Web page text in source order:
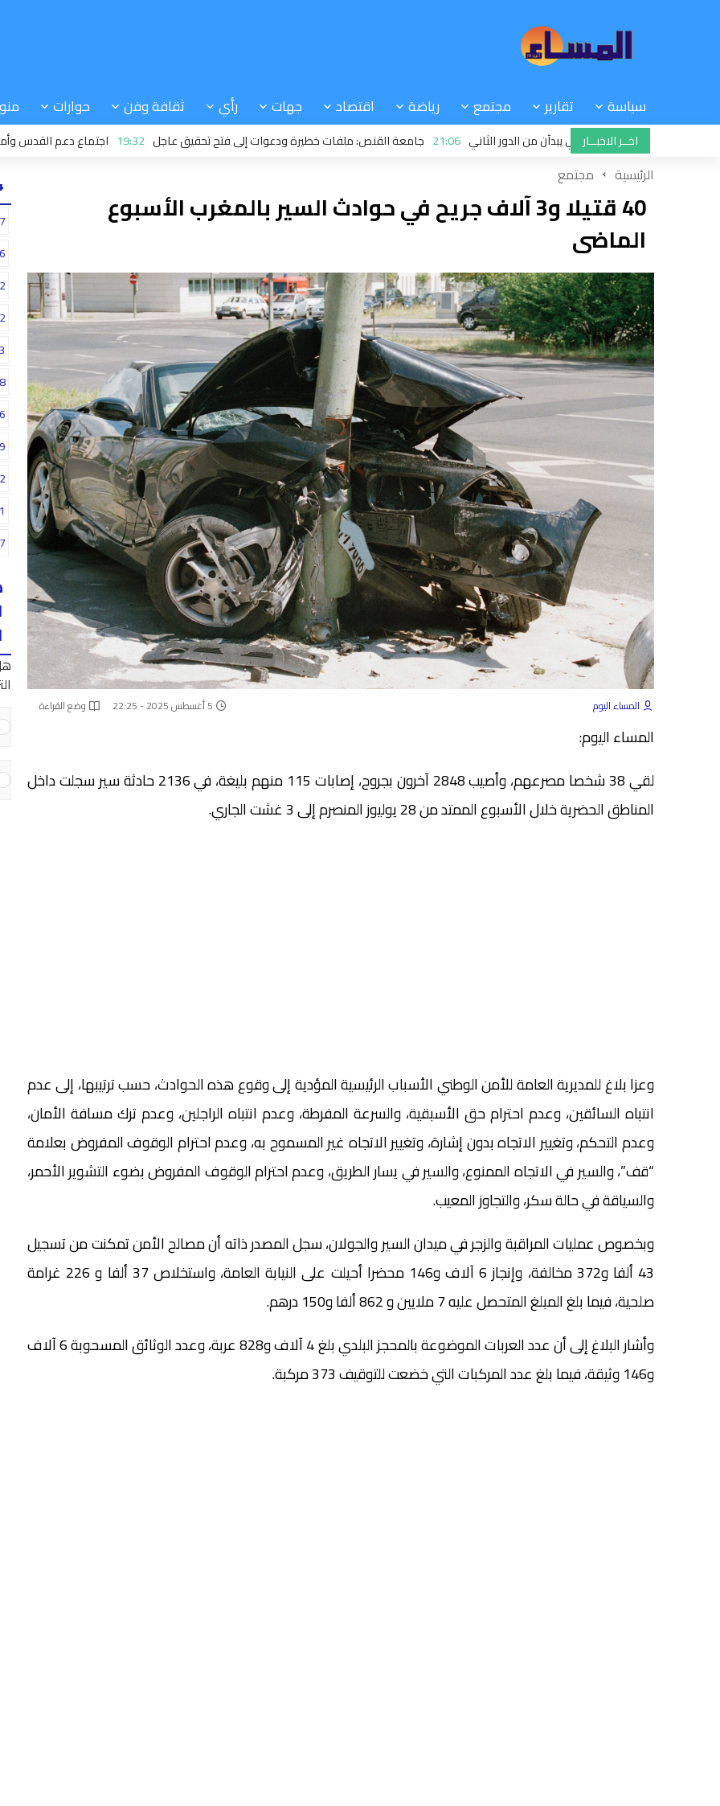
سياسة تقارير مجتمع رياضة اقتصاد جهات رأي ثقافة وفن حوارات
اخــر الاخبــار
الرجاء والجيش الملكي يبدآن من الدور الثاني 21:06 جامعة القنص: ملفات خطيرة ودعوات إلى فتح تحقيق عاجل 19:32 اجتماع دعم القدس وأماكنها
الرئيسية مجتمع
40 قتيلا و3 آلاف جريح في حوادث السير بالمغرب الأسبوع
الماضى
المساء اليوم 5 أغسطس 2025 - 22:25 وضع القراءة
المساء اليوم:
لقي 38 شخصا مصرعهم، وأصيب 2848 آخرون بجروح، إصابات 115 منهم بليغة، في 2136 حادثة سير سجلت داخل
المناطق ‏الحضرية خلال الأسبوع الممتد من 28 يوليوز المنصرم إلى 3 غشت الجاري.
وعزا بلاغ للمديرية العامة للأمن الوطني الأسباب الرئيسية المؤدية إلى وقوع ‏هذه الحوادث، حسب ترتيبها، إلى عدم
انتباه السائقين، وعدم احترام حق الأسبقية، والسرعة المفرطة، وعدم انتباه الراجلين، وعدم ترك مسافة الأمان،
وعدم التحكم، وتغيير الاتجاه بدون إشارة، وتغيير الاتجاه غير المسموح به، وعدم احترام الوقوف المفروض بعلامة
“قف”، والسير في الاتجاه الممنوع، والسير في يسار الطريق، وعدم احترام الوقوف المفروض بضوء التشوير الأحمر،
والسياقة في حالة سكر، والتجاوز المعيب.
وبخصوص عمليات المراقبة والزجر في ميدان السير والجولان، سجل المصدر ذاته أن ‏مصالح الأمن تمكنت من تسجيل
43 ألفا و372 مخالفة، وإنجاز 6 آلاف و146 محضرا أحيلت على النيابة العامة، واستخلاص 37 ألفا و 226 غرامة
صلحية، فيما بلغ المبلغ المتحصل عليه 7 ملايين و 862 ألفا و150 درهم.
وأشار البلاغ إلى أن عدد العربات الموضوعة بالمحجز البلدي بلغ 4 آلاف و828 عربة، وعدد الوثائق المسحوبة 6 آلاف
و146 وثيقة، فيما بلغ عدد المركبات التي خضعت للتوقيف 373 مركبة.